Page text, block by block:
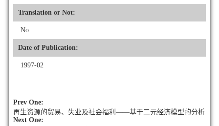
Translation or Not:
No
Date of Publication:
1997-02
Prev One:
再生资源的贸易、失业及社会福利——基于二元经济模型的分析
Next One: